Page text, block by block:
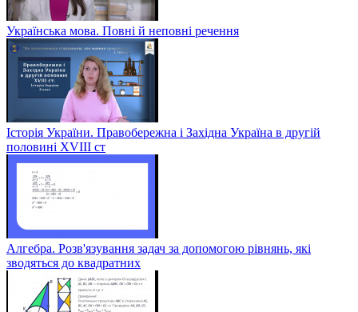
Українська мова. Повні й неповні речення
Історія України. Правобережна і Західна Україна в другій
половині XVIII ст
Алгебра. Розв'язування задач за допомогою рівнянь, які
зводяться до квадратних